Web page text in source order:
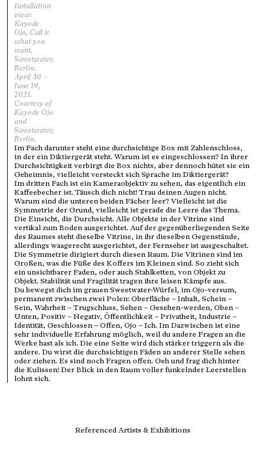
Installation
view:
Kayode
Ojo, Call it
what you
want,
Sweetwater,
Berlin.
April 30 –
June 19,
2021.
Courtesy of
Kayode Ojo
and
Sweetwater,
Berlin.
Im Fach darunter steht eine durchsichtige Box mit Zahlenschloss,
in der ein Diktiergerät steht. Warum ist es eingeschlossen? In ihrer
Durchsichtigkeit verbirgt die Box nichts, aber dennoch hütet sie ein
Geheimnis, vielleicht versteckt sich Sprache im Diktiergerät?
Im dritten Fach ist ein Kameraobjektiv zu sehen, das eigentlich ein
Kaffeebecher ist. Täusch dich nicht! Trau deinen Augen nicht.
Warum sind die unteren beiden Fächer leer? Vielleicht ist die
Symmetrie der Grund, vielleicht ist gerade die Leere das Thema.
Die Einsicht, die Durchsicht. Alle Objekte in der Vitrine sind
vertikal zum Boden ausgerichtet. Auf der gegenüberliegenden Seite
des Raumes steht dieselbe Vitrine, in ihr dieselben Gegenstände,
allerdings waagerecht ausgerichtet, der Fernseher ist ausgeschaltet.
Die Symmetrie dirigiert durch diesen Raum. Die Vitrinen sind im
Großen, was die Füße des Koffers im Kleinen sind. So zieht sich
ein unsichtbarer Faden, oder auch Stahlketten, von Objekt zu
Objekt. Stabilität und Fragilität tragen ihre leisen Kämpfe aus.
Du bewegst dich im grauen Sweetwater-Würfel, im Ojo-versum,
permanent zwischen zwei Polen: Oberfläche – Inhalt, Schein –
Sein, Wahrheit – Trugschluss, Sehen – Gesehen-werden, Oben –
Unten, Positiv – Negativ, Öffentlichkeit – Privatheit, Industrie –
Identität, Geschlossen – Offen, Ojo – Ich. Im Dazwischen ist eine
sehr individuelle Erfahrung möglich, weil du andere Fragen an die
Werke hast als ich. Die eine Seite wird dich stärker triggern als die
andere. Du wirst die durchsichtigen Fäden an anderer Stelle sehen
oder ziehen. Es sind noch Fragen offen. Geh und frag dich hinter
die Kulissen! Der Blick in den Raum voller funkelnder Leerstellen
lohnt sich.
Referenced Artists & Exhibitions